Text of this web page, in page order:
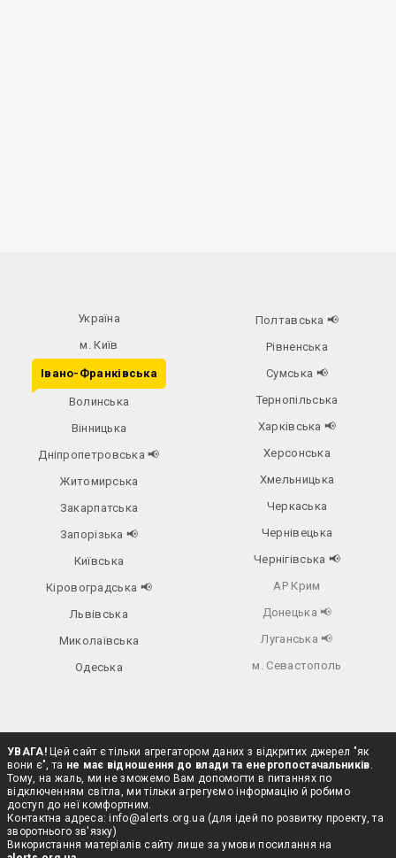
Україна
м. Київ
Івано-Франківська
Волинська
Вінницька
Дніпропетровська📢
Житомирська
Закарпатська
Запорізька 📢
Київська
Кіровоградська 📢
Львівська
Миколаївська
Одеська
Полтавська 📢
Рівненська
Сумська 📢
Тернопільська
Харківська 📢
Херсонська
Хмельницька
Черкаська
Чернівецька
Чернігівська 📢
АР Крим
Донецька 📢
Луганська 📢
м. Севастополь
УВАГА!Цей сайт є тільки агрегатором даних з відкритих джерел "як
вони є", та не має відношення до влади та енергопостачальників.
Тому, на жаль, ми не зможемо Вам допомогти в питаннях по
відключенням світла, ми тільки агрегуємо інформацію й робимо
доступ до неї комфортним.
Контактна адреса:info@alerts.org.ua (для ідей по розвитку проекту, та
зворотнього зв'язку)
Використання матеріалів сайту лише за умови посилання на